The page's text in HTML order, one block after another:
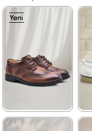
★
Yeni
Yeni
Yeni